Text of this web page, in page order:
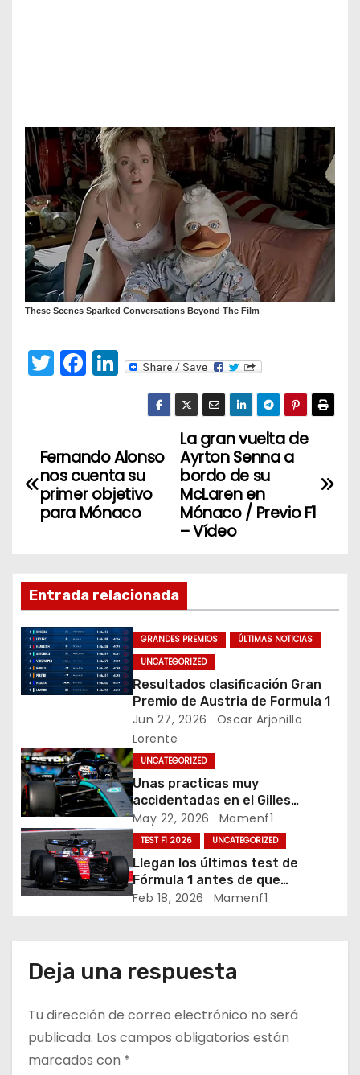
T
w
F
a
b
o
o
Li
dI
n
N
a
g
a
c
i
n
d
e
e
n
a
d
a
La gran vuelta de
Ayrton Senna a
bordo de su
McLaren en
Mónaco / Previo F1
– Vídeo
Fernando Alonso
nos cuenta su
primer objetivo
para Mónaco
Entrada relacionada
GRANDES PREMIOS
ÚLTIMAS NOTICIAS
UNCATEGORIZED
Resultados clasificación Gran
Premio de Austria de Formula 1
Jun 27, 2026
Oscar Arjonilla
Lorente
UNCATEGORIZED
Unas practicas muy
accidentadas en el Gilles
Villeneuve deja a Fernando en
buena posición, ¿será real?… /
Crónica libes 1 GP Canadá
May 22, 2026 Mamenf1
TEST F1 2026 UNCATEGORIZED
Llegan los últimos test de
Fórmula 1 antes de que
comience la nueva temporada
Feb 18, 2026 Mamenf1
Deja una respuesta
Tu dirección de correo electrónico no será
publicada. Los campos obligatorios están
marcados con *